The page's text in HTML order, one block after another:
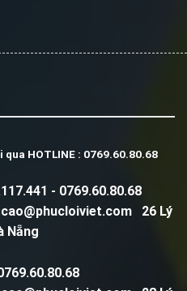
HOTLINE : 0769.60.80.68
- 0769.60.80.68
26 Lý
Nẵng